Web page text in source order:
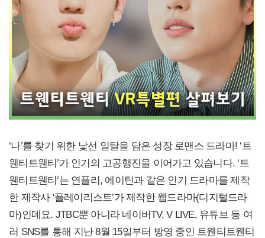
‘나’를 찾기 위한 낯선 일탈을 담은 성장 로맨스 드라마! ‘트
웬티트웬티’가 인기의 고공행진을 이어가고 있습니다. ‘트
웬티트웬티’는 연플리, 에이틴과 같은 인기 드라마를 제작
한 제작사 ‘플레이리스트’가 제작한 웹드라마(디지털드라
마)인데요. JTBC뿐 아니라 네이버TV, V LIVE, 유튜브 등 여
러 SNS를 통해 지난 8월 15일부터 방영 중인 트웬티트웬티